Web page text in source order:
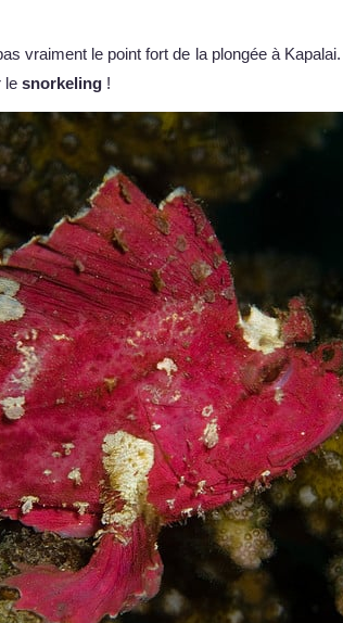
vraiment le point fort de la plongée à Kapalai.
le snorkeling !